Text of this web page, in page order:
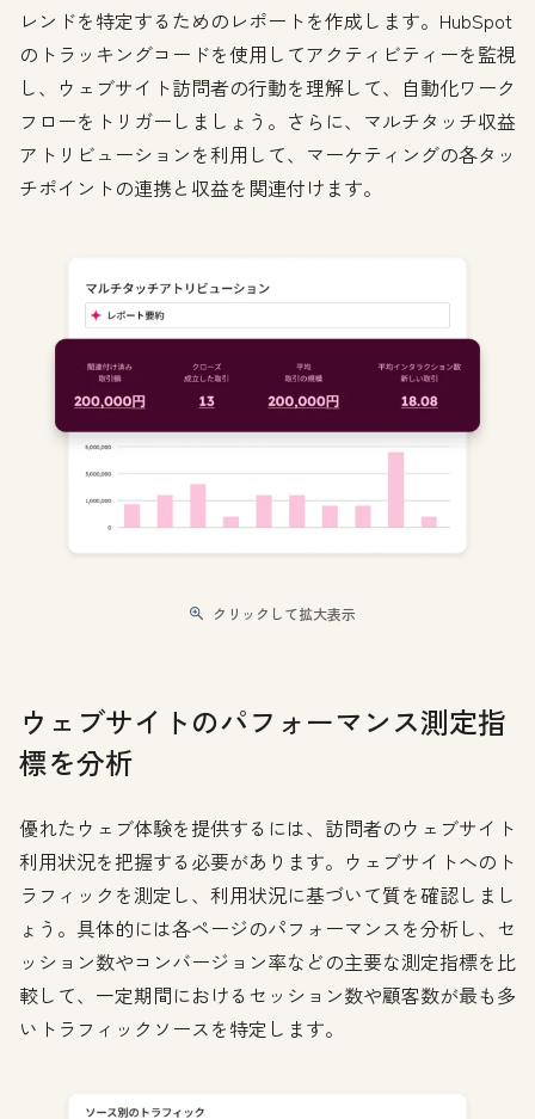
レンドを特定するためのレポートを作成します。HubSpot
のトラッキングコードを使用してアクティビティーを監視
し、ウェブサイト訪問者の行動を理解して、自動化ワーク
フローをトリガーしましょう。さらに、マルチタッチ収益
アトリビューションを利用して、マーケティングの各タッ
チポイントの連携と収益を関連付けます。
クリックして拡大表示
ウェブサイトのパフォーマンス測定指
標を分析
優れたウェブ体験を提供するには、訪問者のウェブサイト
利用状況を把握する必要があります。ウェブサイトへのト
ラフィックを測定し、利用状況に基づいて質を確認しまし
ょう。具体的には各ページのパフォーマンスを分析し、セ
ッション数やコンバージョン率などの主要な測定指標を比
較して、一定期間におけるセッション数や顧客数が最も多
いトラフィックソースを特定します。